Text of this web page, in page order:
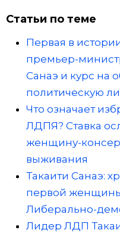
Статьи по теме
Первая в
премьер-
Санаэ и курс на
политическую
Что означает
ЛДПЯ? Ставка
женщину-
выживания
Такаити Санаэ:
первой
Либерально-
Лидер ЛДП